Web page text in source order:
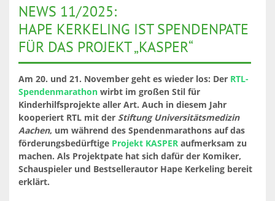
NEWS 11/2025:
HAPE KERKELING IST SPENDENPATE
FÜR DAS PROJEKT „KASPER“
Am 20. und 21. November geht es wieder los: Der RTL-
Spendenmarathon wirbt im großen Stil für
Kinderhilfsprojekte aller Art. Auch in diesem Jahr
kooperiert RTL mit der Stiftung Universitätsmedizin
Aachen, um während des Spendenmarathons auf das
förderungsbedürftige Projekt KASPER aufmerksam zu
machen. Als Projektpate hat sich dafür der Komiker,
Schauspieler und Bestsellerautor Hape Kerkeling bereit
erklärt.